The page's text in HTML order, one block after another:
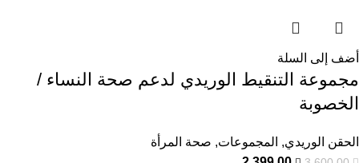
أضف إلى السلة
مجموعة التنقيط الوريدي لدعم صحة النساء /
الخصوبة
الحقن الوريدي, المجموعات, صحة المرأة